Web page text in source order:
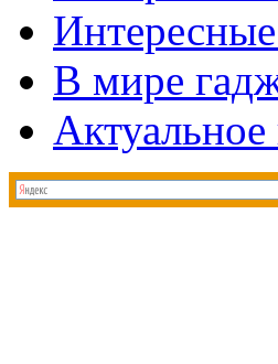
В мире